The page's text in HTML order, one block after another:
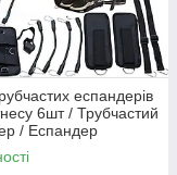
еспандерів
6шт / Трубчастий
/ Еспандер
/ Тренажер